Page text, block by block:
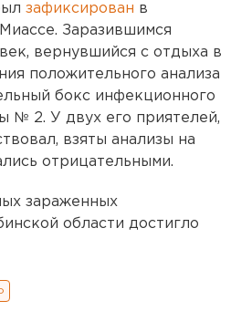
зафиксирован в
Заразившимся
вернувшийся с отдыха в
положительного анализа
бокс инфекционного
№ 2. У двух его приятелей,
взяты анализы на
отрицательными.
зараженных
области достигло